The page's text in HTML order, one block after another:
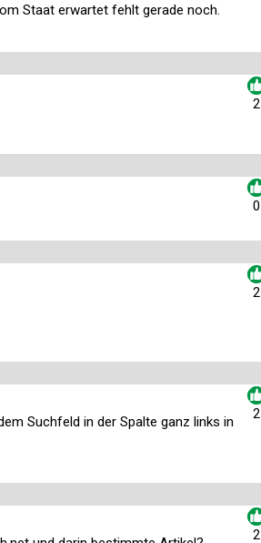
Staat erwartet fehlt gerade noch.
2
0
2
Suchfeld in der Spalte ganz links in
2
2